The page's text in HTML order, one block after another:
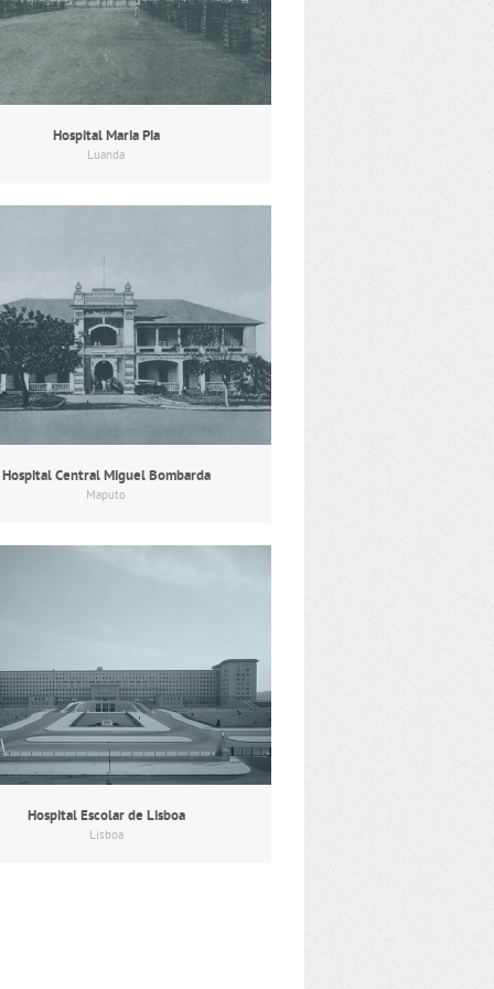
Hospital Maria Pia
Luanda
Hospital Central Miguel Bombarda
Maputo
Hospital Escolar de Lisboa
Lisboa